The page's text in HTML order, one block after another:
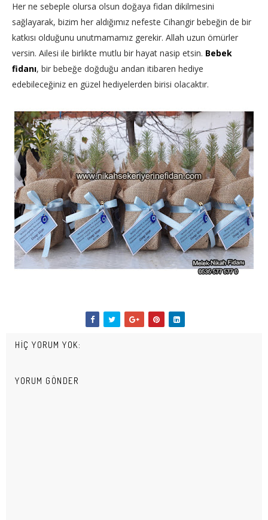
Her ne sebeple olursa olsun doğaya fidan dikilmesini
sağlayarak, bizim her aldığımız nefeste Cihangir bebeğin de bir
katkısı olduğunu unutmamamız gerekir. Allah uzun ömürler
versin. Ailesi ile birlikte mutlu bir hayat nasip etsin. Bebek
fidanı, bir bebeğe doğduğu andan itibaren hediye
edebileceğiniz en güzel hediyelerden birisi olacaktır.
HIÇ YORUM YOK:
YORUM GÖNDER